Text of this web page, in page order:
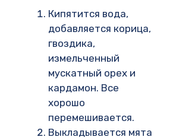
Кипятится вода,
добавляется корица,
гвоздика,
измельченный
мускатный орех и
кардамон. Все
хорошо
перемешивается.
Выкладывается мята